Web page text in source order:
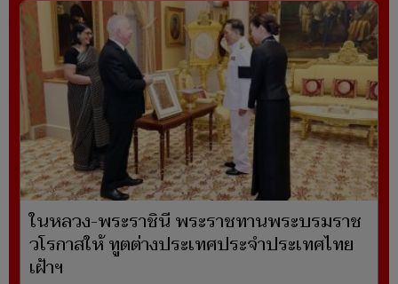
ในหลวง-พระราชินี พระราชทานพระบรมราช
วโรกาสให้ ทูตต่างประเทศประจำประเทศไทย
เฝ้าฯ